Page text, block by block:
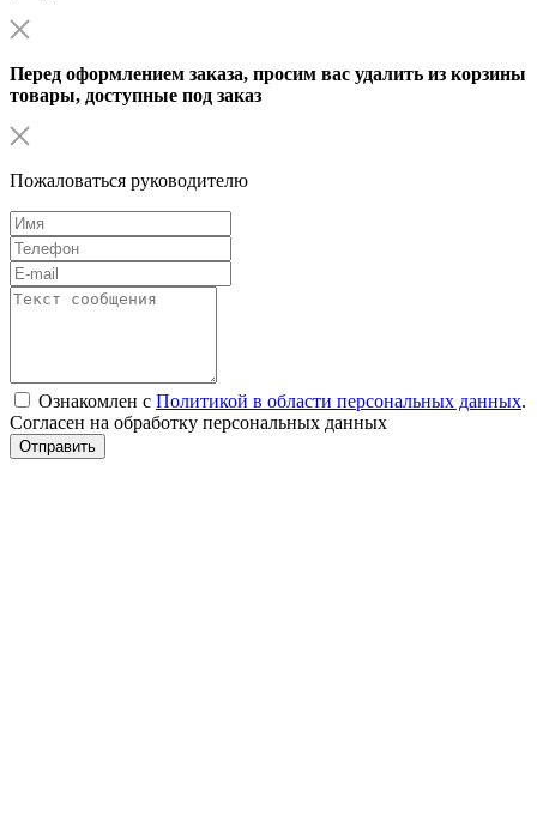
Перед оформлением заказа, просим вас удалить из корзины
товары, доступные под заказ
Пожаловаться руководителю
Ознакомлен с Политикой в области персональных данных.
Согласен на обработку персональных данных
Отправить